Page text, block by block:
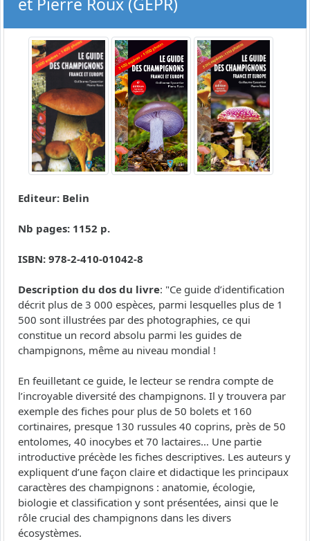
Editeur: Belin
Nb pages: 1152 p.
ISBN: 978-2-410-01042-8
Description du dos du livre: "Ce guide d’identification
décrit plus de 3 000 espèces, parmi lesquelles plus de 1
500 sont illustrées par des photographies, ce qui
constitue un record absolu parmi les guides de
champignons, même au niveau mondial !
En feuilletant ce guide, le lecteur se rendra compte de
l’incroyable diversité des champignons. Il y trouvera par
exemple des fiches pour plus de 50 bolets et 160
cortinaires, presque 130 russules 40 coprins, près de 50
entolomes, 40 inocybes et 70 lactaires… Une partie
introductive précède les fiches descriptives. Les auteurs y
expliquent d’une façon claire et didactique les principaux
caractères des champignons : anatomie, écologie,
biologie et classification y sont présentées, ainsi que le
rôle crucial des champignons dans les divers
écosystèmes.